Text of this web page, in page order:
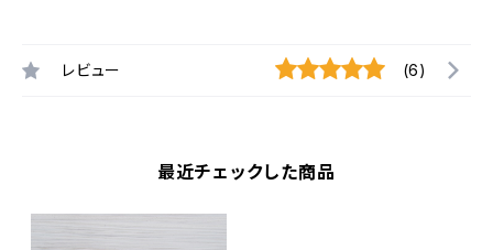
レビュー (6)
最近チェックした商品